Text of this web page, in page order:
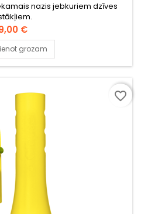
nazis jebkuriem dzīves
€
grozam
favorite_border